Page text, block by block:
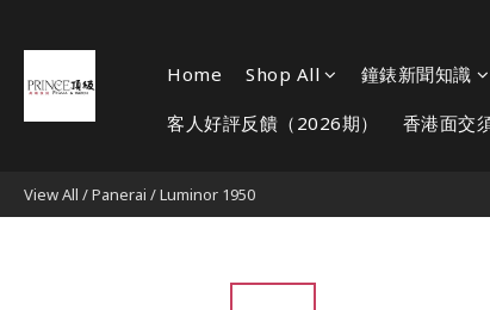
Home Shop All 鐘錶新聞知識
客人好評反饋（2026期） 香港面交
View All /Panerai /Luminor 1950